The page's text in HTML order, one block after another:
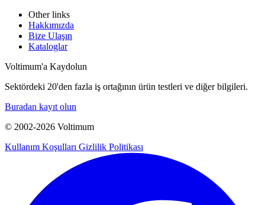
Other links
Hakkımızda
Bize Ulaşın
Kataloglar
Voltimum'a Kaydolun
Sektördeki 20'den fazla iş ortağının ürün testleri ve diğer bilgileri.
Buradan kayıt olun
© 2002-2026 Voltimum
Kullanım Koşulları Gizlilik Politikası